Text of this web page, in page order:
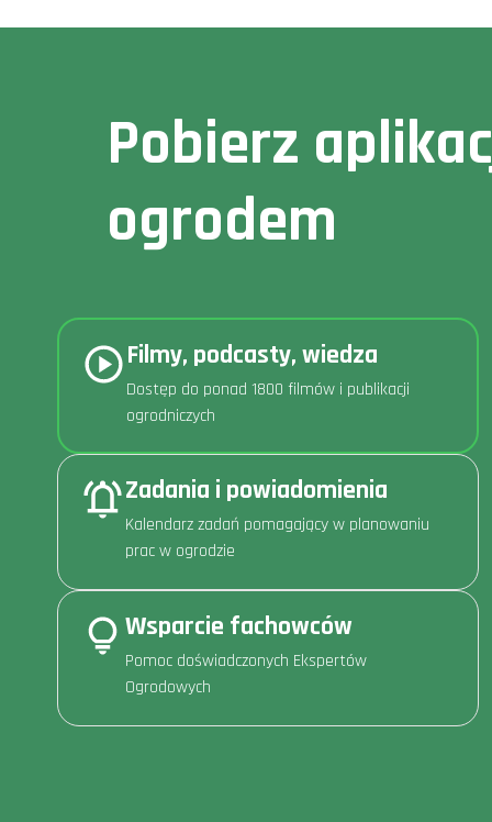
Pobierz
ogrodem
Filmy, podcasty, wiedza
Dostęp do ponad 1800 filmów i publikacji
ogrodniczych
Zadania i powiadomienia
Kalendarz zadań pomagający w planowaniu
prac w ogrodzie
Wsparcie fachowców
Pomoc doświadczonych Ekspertów
Ogrodowych